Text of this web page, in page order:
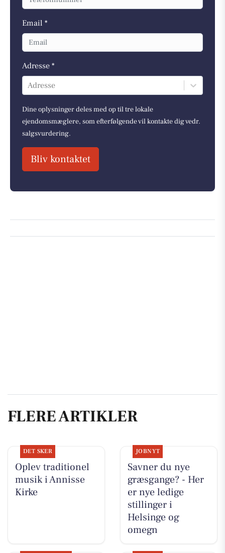
Email *
Adresse *
Adresse
Dine oplysninger deles med op til tre lokale
ejendomsmæglere, som efterfølgende vil kontakte dig vedr.
salgsvurdering.
Bliv kontaktet
FLERE ARTIKLER
DET SKER
Oplev traditionel
musik i Annisse
Kirke
JOBNYT
Savner du nye
græsgange? - Her
er nye ledige
stillinger i
Helsinge og
omegn